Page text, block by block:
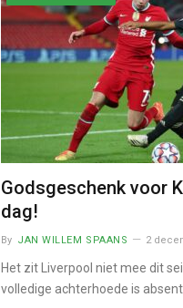
Godsgeschenk voor
dag!
By JAN WILLEM SPAANS 2
Het zit Liverpool niet mee dit
volledige achterhoede is absent,